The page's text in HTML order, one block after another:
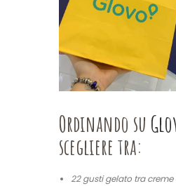
Ordinando su
scegliere tra:
22 gusti gelato tra creme